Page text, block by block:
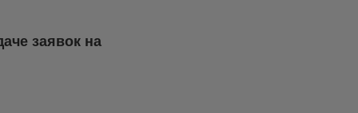
заявок на